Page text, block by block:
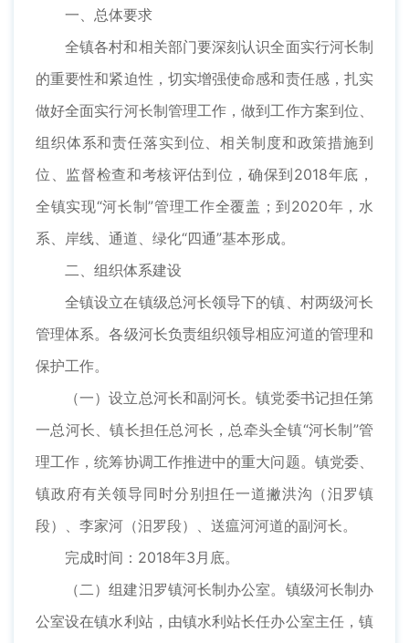
一、总体要求
全镇各村和相关部门要深刻认识全面实行河长制
的重要性和紧迫性，切实增强使命感和责任感，扎实
做好全面实行河长制管理工作，做到工作方案到位、
组织体系和责任落实到位、相关制度和政策措施到
位、监督检查和考核评估到位，确保到2018年底，
全镇实现“河长制”管理工作全覆盖；到2020年，水
系、岸线、通道、绿化“四通”基本形成。
二、组织体系建设
全镇设立在镇级总河长领导下的镇、村两级河长
管理体系。各级河长负责组织领导相应河道的管理和
保护工作。
（一）设立总河长和副河长。镇党委书记担任第
一总河长、镇长担任总河长，总牵头全镇“河长制”管
理工作，统筹协调工作推进中的重大问题。镇党委、
镇政府有关领导同时分别担任一道撇洪沟（汨罗镇
段）、李家河（汨罗段）、送瘟河河道的副河长。
完成时间：2018年3月底。
（二）组建汨罗镇河长制办公室。镇级河长制办
公室设在镇水利站，由镇水利站长任办公室主任，镇